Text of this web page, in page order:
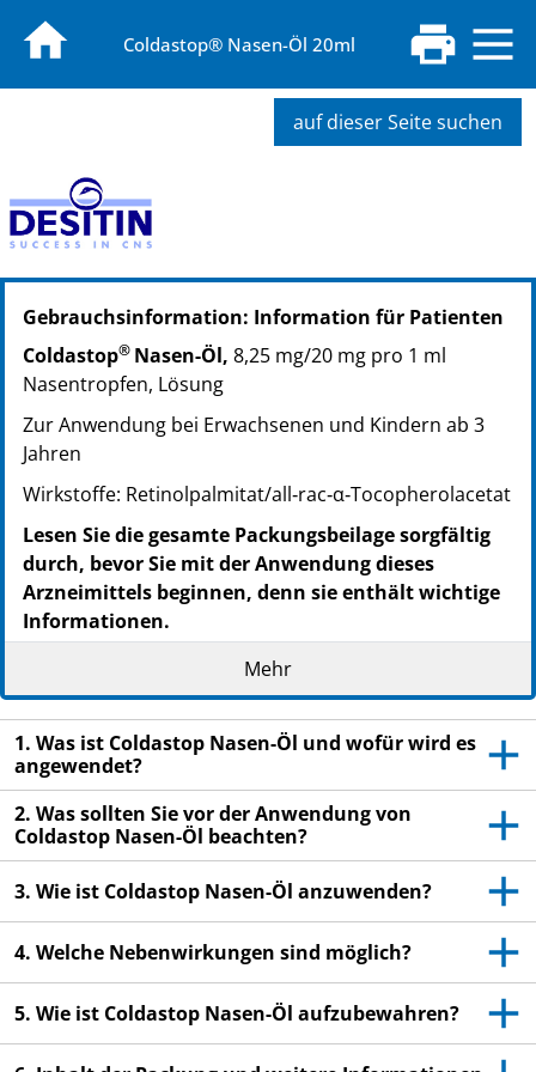
Coldastop® Nasen-Öl 20ml
auf dieser Seite suchen
PZN: 01920702
PPN: 110192070282
Gebrauchsinformation: Information für Patienten
Coldastop® Nasen-Öl, 8,25 mg/20 mg pro 1 ml
Nasentropfen, Lösung
Zur Anwendung bei Erwachsenen und Kindern ab 3
Jahren
Wirkstoffe: Retinolpalmitat/all‑rac‑α‑Tocopherolacetat
Lesen Sie die gesamte Packungsbeilage sorgfältig
durch, bevor Sie mit der Anwendung dieses
Arzneimittels beginnen, denn sie enthält wichtige
Informationen.
Wenden Sie dieses Arzneimittel immer genau wie in
dieser Packungsbeilage beschrieben bzw. genau nach
Anweisung Ihres Arztes oder Apothekers oder des
medizinischen Fachpersonals an.
Heben Sie die Packungsbeilage auf. Vielleicht
möchten Sie diese später nochmals lesen.
Fragen Sie Ihren Apotheker, wenn Sie weitere
Informationen oder einen Rat benötigen.
Wenn Sie Nebenwirkungen bemerken, wenden Sie
sich an Ihren Arzt oder Apotheker oder das
medizinische Fachpersonal. Dies gilt auch für
Nebenwirkungen, die nicht in dieser
Packungsbeilage angegeben sind. Siehe Abschnitt
Mehr
1. Was ist Coldastop Nasen-Öl und wofür wird es
angewendet?
2. Was sollten Sie vor der Anwendung von
Coldastop Nasen-Öl beachten?
3. Wie ist Coldastop Nasen-Öl anzuwenden?
4. Welche Nebenwirkungen sind möglich?
5. Wie ist Coldastop Nasen-Öl aufzubewahren?